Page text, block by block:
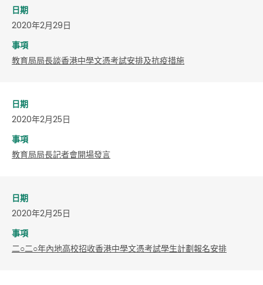
日期
2020年2月29日
事項
教育局局長談香港中學文憑考試安排及抗疫措施
日期
2020年2月25日
事項
教育局局長記者會開場發言
日期
2020年2月25日
事項
二○二○年內地高校招收香港中學文憑考試學生計劃報名安排